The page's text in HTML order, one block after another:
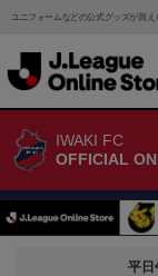
ユニフォームなどの公式グッズが買え
IWAKI FC
OFFICIAL
平日